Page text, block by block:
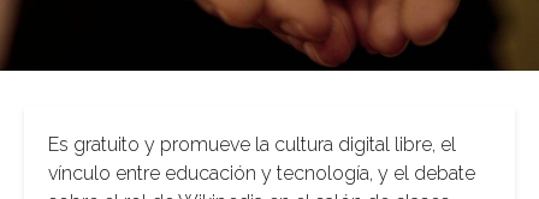
Es gratuito y promueve la cultura digital libre, el
vínculo entre educación y tecnología, y el debate